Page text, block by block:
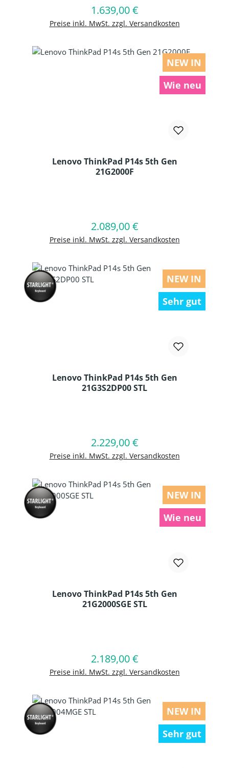
Regulärer Preis:
1.639,00 €
Preise inkl. MwSt. zzgl. Versandkosten
In den Warenkorb
NEW IN
Wie neu
Lenovo ThinkPad P14s 5th Gen
21G2000F
Regulärer Preis:
2.089,00 €
Preise inkl. MwSt. zzgl. Versandkosten
In den Warenkorb
NEW IN
Sehr gut
Lenovo ThinkPad P14s 5th Gen
21G3S2DP00 STL
Regulärer Preis:
2.229,00 €
Preise inkl. MwSt. zzgl. Versandkosten
In den Warenkorb
NEW IN
Wie neu
Lenovo ThinkPad P14s 5th Gen
21G2000SGE STL
Regulärer Preis:
2.189,00 €
Preise inkl. MwSt. zzgl. Versandkosten
In den Warenkorb
NEW IN
Sehr gut